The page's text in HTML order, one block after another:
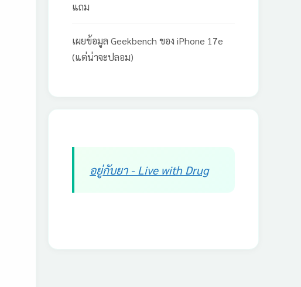
แถม
เผยข้อมูล Geekbench ของ iPhone 17e
(แต่น่าจะปลอม)
อยู่กับยา - Live with Drug